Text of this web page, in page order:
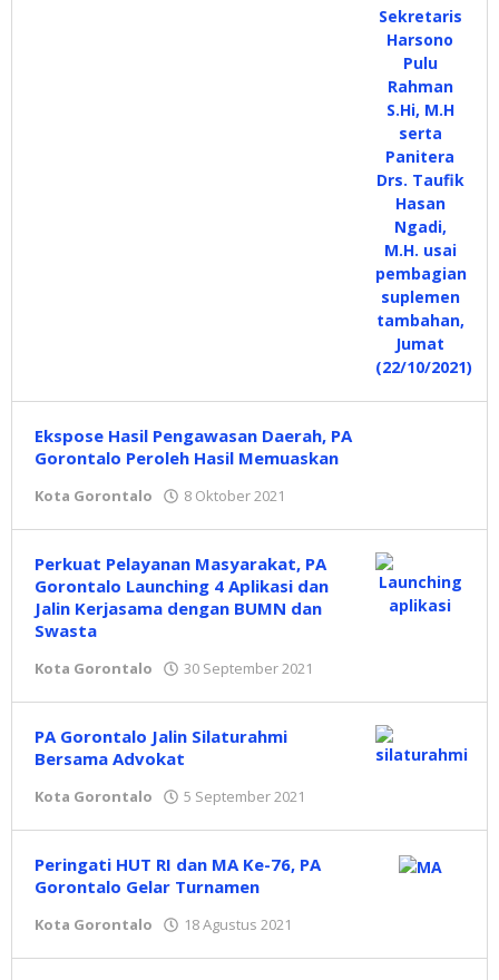
Ekspose Hasil Pengawasan Daerah, PA
Gorontalo Peroleh Hasil Memuaskan
Kota Gorontalo 8 Oktober 2021
Perkuat Pelayanan Masyarakat, PA
Gorontalo Launching 4 Aplikasi dan
Jalin Kerjasama dengan BUMN dan
Swasta
Kota Gorontalo 30 September 2021
PA Gorontalo Jalin Silaturahmi
Bersama Advokat
Kota Gorontalo 5 September 2021
Peringati HUT RI dan MA Ke-76, PA
Gorontalo Gelar Turnamen
Kota Gorontalo 18 Agustus 2021